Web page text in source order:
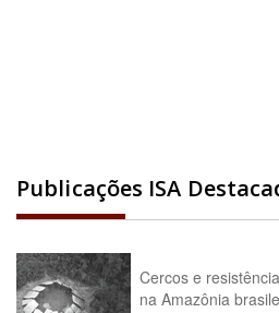
Publicações ISA
Cercos e
na Amazônia